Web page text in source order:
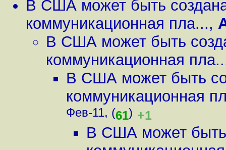
В США может быть
коммуникационная пла...,
В США может быть
коммуникационная
В США может быть
коммуникационная
Фев-11, (61) +1
В США может быть